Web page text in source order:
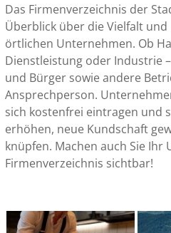
Das Firmenverzeichnis der
Überblick über die Vielfalt
örtlichen Unternehmen. Ob
Dienstleistung oder Industrie
und Bürger sowie andere
Ansprechperson.
sich kostenfrei eintragen und
erhöhen, neue Kundschaft
knüpfen. Machen auch Sie Ihr
Firmenverzeichnis sichtbar!